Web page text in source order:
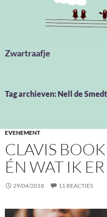
Zwartraafje
Tag archieven: Nell de Smedt
EVENEMENT
CLAVIS
ÉN WAT IK
29/04/2018 11 REACTIES